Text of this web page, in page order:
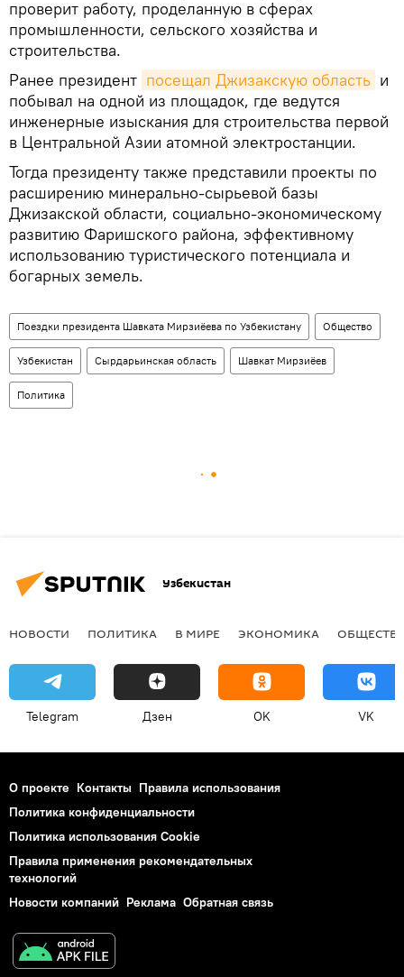
проверит работу, проделанную в сферах
промышленности, сельского хозяйства и
строительства.
Ранее президент посещал Джизакскую область и
побывал на одной из площадок, где ведутся
инженерные изыскания для строительства первой
в Центральной Азии атомной электростанции.
Тогда президенту также представили проекты по
расширению минерально-сырьевой базы
Джизакской области, социально-экономическому
развитию Фаришского района, эффективному
использованию туристического потенциала и
богарных земель.
Поездки президента Шавката Мирзиёева по Узбекистану Общество
Узбекистан Сырдарьинская область Шавкат Мирзиёев
Политика
Узбекистан
НОВОСТИ ПОЛИТИКА В МИРЕ ЭКОНОМИКА
Telegram Дзен OK VK
О проекте Контакты Правила использования
Политика конфиденциальности
Политика использования Cookie
Правила применения рекомендательных
технологий
Новости компаний Реклама Обратная связь